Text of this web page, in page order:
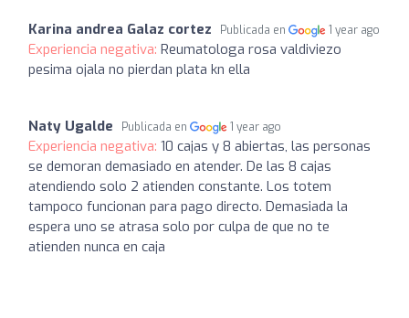
Karina andrea Galaz cortez Publicada en 1 year ago
Experiencia negativa: Reumatologa rosa valdiviezo
pesima ojala no pierdan plata kn ella
Naty Ugalde Publicada en 1 year ago
Experiencia negativa: 10 cajas y 8 abiertas, las personas
se demoran demasiado en atender. De las 8 cajas
atendiendo solo 2 atienden constante. Los totem
tampoco funcionan para pago directo. Demasiada la
espera uno se atrasa solo por culpa de que no te
atienden nunca en caja